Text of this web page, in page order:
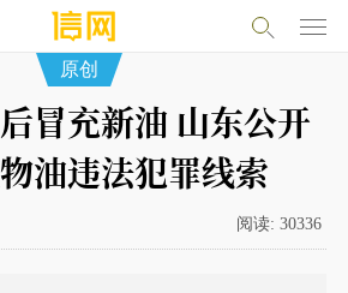
原创
冒充新油 山东公开
油违法犯罪线索
阅读: 30336